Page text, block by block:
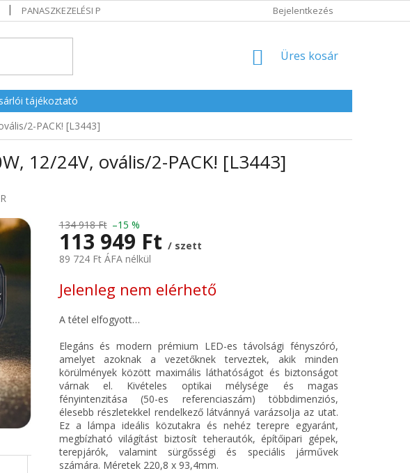
PANASZKEZELÉSI POLITIKA Bejelentkezés
KOSÁR
Üres kosár
tájékoztató
2-PACK! [L3443]
12/24V, ovális/2-PACK! [L3443]
134 918 Ft –15 %
113 949 Ft / szett
89 724 Ft ÁFA nélkül
Jelenleg nem elérhető
A tétel elfogyott…
Elegáns és modern prémium LED-es távolsági fényszóró,
amelyet azoknak a vezetőknek terveztek, akik minden
körülmények között maximális láthatóságot és biztonságot
várnak el. Kivételes optikai mélysége és magas
fényintenzitása (50-es referenciaszám) többdimenziós,
élesebb részletekkel rendelkező látvánnyá varázsolja az utat.
Ez a lámpa ideális közutakra és nehéz terepre egyaránt,
megbízható világítást biztosít teherautók, építőipari gépek,
terepjárók, valamint sürgősségi és speciális járművek
számára. Méretek 220,8 x 93,4mm.